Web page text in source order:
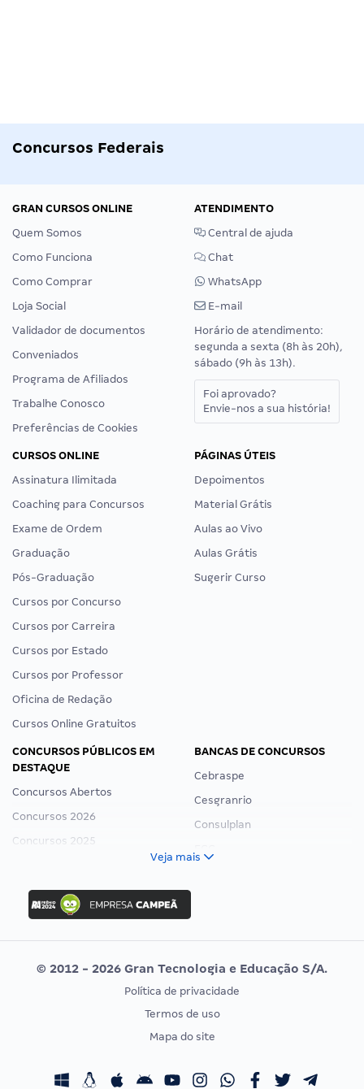
Concursos Federais
GRAN CURSOS ONLINE
Quem Somos
Como Funciona
Como Comprar
Loja Social
Validador de documentos
Conveniados
Programa de Afiliados
Trabalhe Conosco
Preferências de Cookies
ATENDIMENTO
Central de ajuda
Chat
WhatsApp
E-mail
Horário de atendimento:
segunda a sexta (8h às 20h),
sábado (9h às 13h).
Foi aprovado?
Envie-nos a sua história!
CURSOS ONLINE
Assinatura Ilimitada
Coaching para Concursos
Exame de Ordem
Graduação
Pós-Graduação
Cursos por Concurso
Cursos por Carreira
Cursos por Estado
Cursos por Professor
Oficina de Redação
Cursos Online Gratuitos
PÁGINAS ÚTEIS
Depoimentos
Material Grátis
Aulas ao Vivo
Aulas Grátis
Sugerir Curso
CONCURSOS PÚBLICOS EM
DESTAQUE
Concursos Abertos
Concursos 2026
Concursos 2025
Concurso Ibama
Concurso MPU
Editais publicados
BANCAS DE CONCURSOS
Cebraspe
Cesgranrio
Consulplan
Vunesp
CONCURSOS POR PROFISSÃO
Concursos Fiscais
EXAME DE ORDEM
Calendário OAB
Veja mais
© 2012 - 2026 Gran Tecnologia e Educação S/A.
Política de privacidade
Termos de uso
Mapa do site